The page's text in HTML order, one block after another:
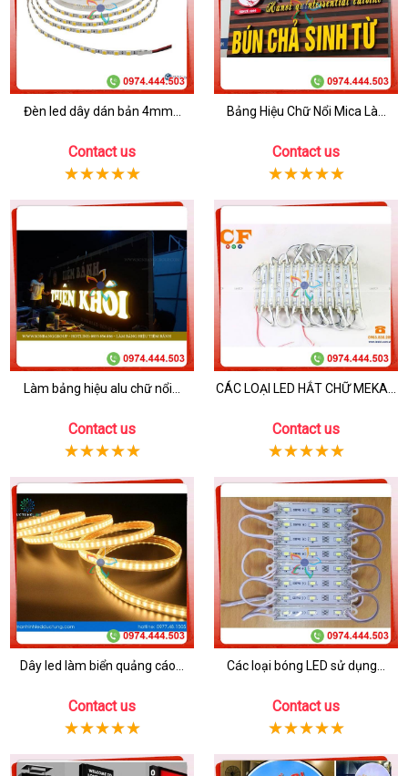
Đèn led dây dán bản 4mm...
Contact us
Bảng Hiệu Chữ Nổi Mica Là...
Contact us
Làm bảng hiệu alu chữ nổi...
Contact us
CÁC LOẠI LED HẮT CHỮ MEKA...
Contact us
Dây led làm biển quảng cáo...
Contact us
Các loại bóng LED sử dụng...
Contact us